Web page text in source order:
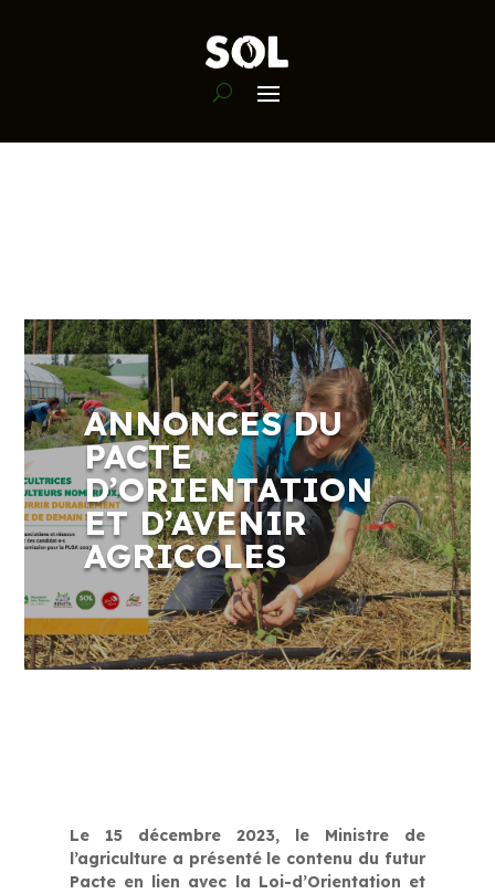
ANNONCES DU
PACTE
D’ORIENTATION
ET D’AVENIR
AGRICOLES
Le 15 décembre 2023, le Ministre de
l’agriculture a présenté le contenu du futur
Pacte en lien avec la Loi-d’Orientation et